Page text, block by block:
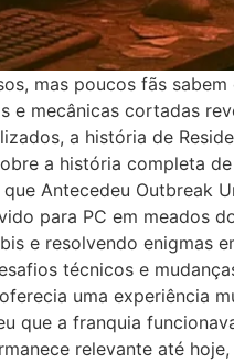
mas poucos fãs
e mecânicas cortadas
a história de
a história completa
Antecedeu
para PC em meados
e resolvendo
técnicos e
uma experiência
que a franquia
relevante até